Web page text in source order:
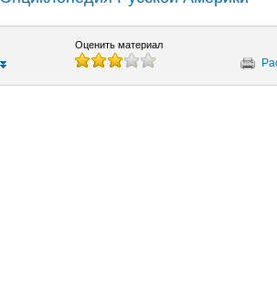
Оценить материал